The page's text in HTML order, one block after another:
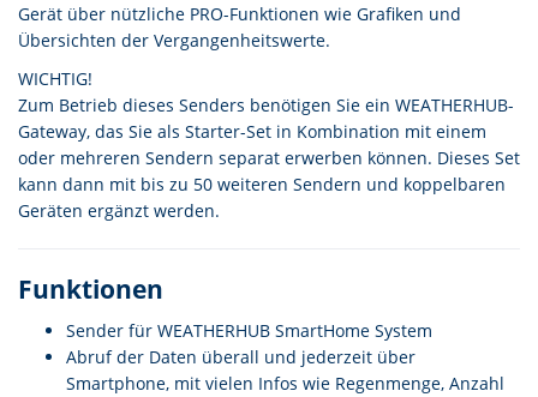
Gerät über nützliche PRO-Funktionen wie Grafiken und
Übersichten der Vergangenheitswerte.
WICHTIG!
Zum Betrieb dieses Senders benötigen Sie ein WEATHERHUB-
Gateway, das Sie als Starter-Set in Kombination mit einem
oder mehreren Sendern separat erwerben können. Dieses Set
kann dann mit bis zu 50 weiteren Sendern und koppelbaren
Geräten ergänzt werden.
Funktionen
Sender für WEATHERHUB SmartHome System
Abruf der Daten überall und jederzeit über
Smartphone, mit vielen Infos wie Regenmenge, Anzahl